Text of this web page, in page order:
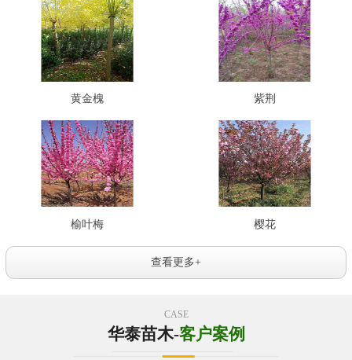
黄金槐 紫荆
榆叶梅 樱花
查看更多+
CASE
华泰苗木-客户案例